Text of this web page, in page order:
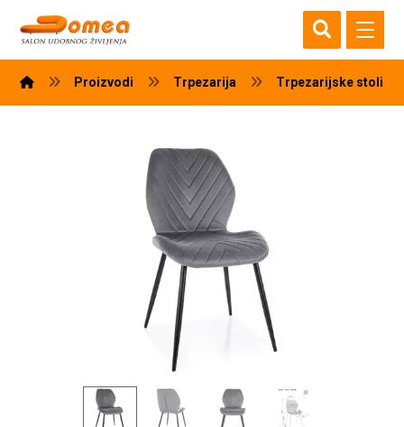
Proizvodi Trpezarija Trpezarijske stolice